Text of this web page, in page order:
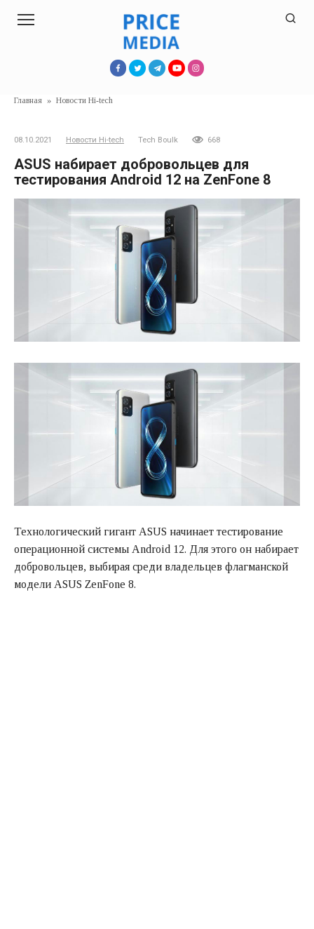
Главная » Новости Hi-tech
08.10.2021 Новости Hi-tech Tech Boulk 668
ASUS набирает добровольцев для
тестирования Android 12 на ZenFone 8
Технологический гигант ASUS начинает тестирование
операционной системы Android 12. Для этого он набирает
добровольцев, выбирая среди владельцев флагманской
модели ASUS ZenFone 8.